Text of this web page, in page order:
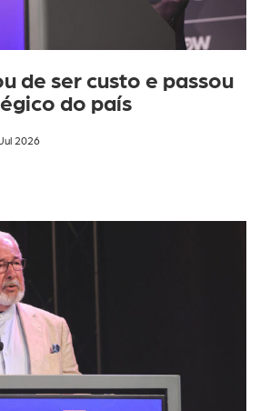
de ser custo e passou
do país
2026